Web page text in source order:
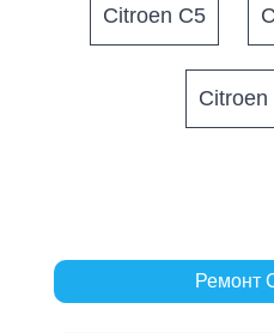
Citroen C5
Citroen
Ремонт